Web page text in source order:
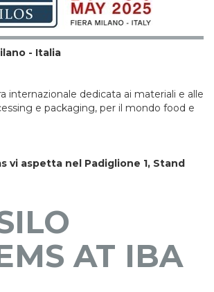
- Italia
internazionale dedicata ai materiali e alle
e packaging, per il mondo food e
vi aspetta nel Padiglione 1, Stand
AT IBA